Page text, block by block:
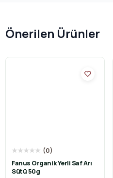
Önerilen Ürünler
★★★★★ (0)
Fanus Organik Yerli Saf Arı
Sütü 50g